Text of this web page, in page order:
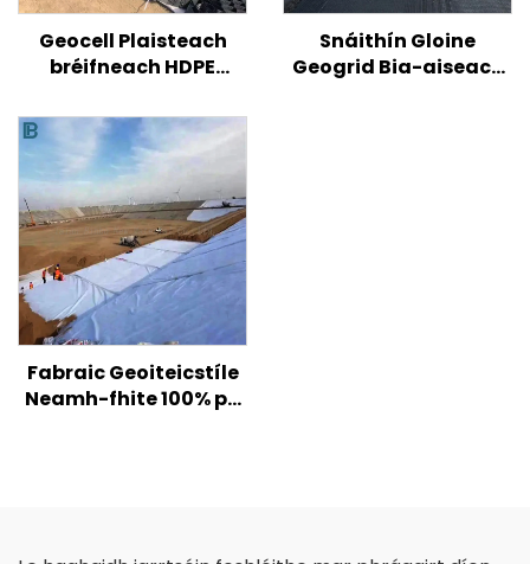
Geocell Plaisteach
bréifneach HDPE
haghaidh Neartú
Bóthair/Cnoc/Ithreach
Fána
Snáithín Gloine
Geogrid Bia-aiseach
Fabraic Geoiteicstíle
Neamh-fhite 100% pp